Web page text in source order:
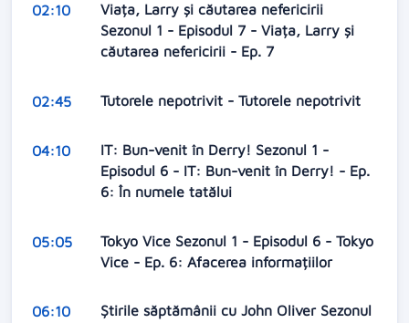
02:10
Viața, Larry și căutarea nefericirii
Sezonul 1 - Episodul 7 - Viața, Larry și
căutarea nefericirii - Ep. 7
02:45 Tutorele nepotrivit - Tutorele nepotrivit
04:10
IT: Bun-venit în Derry! Sezonul 1 -
Episodul 6 - IT: Bun-venit în Derry! - Ep.
6: În numele tatălui
05:05
Tokyo Vice Sezonul 1 - Episodul 6 - Tokyo
Vice - Ep. 6: Afacerea informațiilor
06:10
Știrile săptămânii cu John Oliver Sezonul